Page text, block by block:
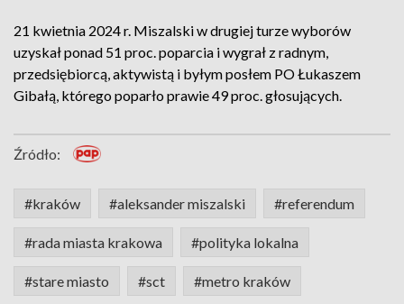
21 kwietnia 2024 r. Miszalski w drugiej turze wyborów
uzyskał ponad 51 proc. poparcia i wygrał z radnym,
przedsiębiorcą, aktywistą i byłym posłem PO Łukaszem
Gibałą, którego poparło prawie 49 proc. głosujących.
Źródło:
#kraków #aleksander miszalski #referendum
#rada miasta krakowa #polityka lokalna
#stare miasto #sct #metro kraków